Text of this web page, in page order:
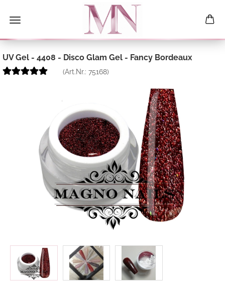
UV Gel - 4408 - Disco Glam Gel - Fancy Bordeaux
(Art.Nr.: 75168)